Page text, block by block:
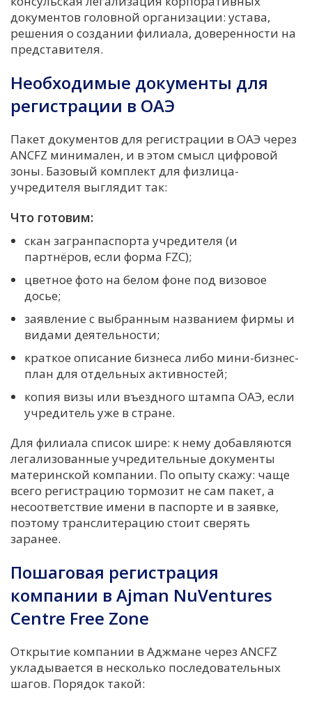
документов головной организации: устава,
решения о создании филиала, доверенности на
представителя.
Необходимые документы для
регистрации в ОАЭ
Пакет документов для регистрации в ОАЭ через
ANCFZ минимален, и в этом смысл цифровой
зоны. Базовый комплект для физлица-
учредителя выглядит так:
Что готовим:
скан загранпаспорта учредителя (и
партнёров, если форма FZC);
цветное фото на белом фоне под визовое
досье;
заявление с выбранным названием фирмы и
видами деятельности;
краткое описание бизнеса либо мини-бизнес-
план для отдельных активностей;
копия визы или въездного штампа ОАЭ, если
учредитель уже в стране.
Для филиала список шире: к нему добавляются
легализованные учредительные документы
материнской компании. По опыту скажу: чаще
всего регистрацию тормозит не сам пакет, а
несоответствие имени в паспорте и в заявке,
поэтому транслитерацию стоит сверять
заранее.
Пошаговая регистрация
компании в Ajman NuVentures
Centre Free Zone
Открытие компании в Аджмане через ANCFZ
укладывается в несколько последовательных
шагов. Порядок такой: